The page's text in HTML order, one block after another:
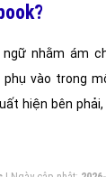
nhằm ám
vào trong
hiện bên phải,